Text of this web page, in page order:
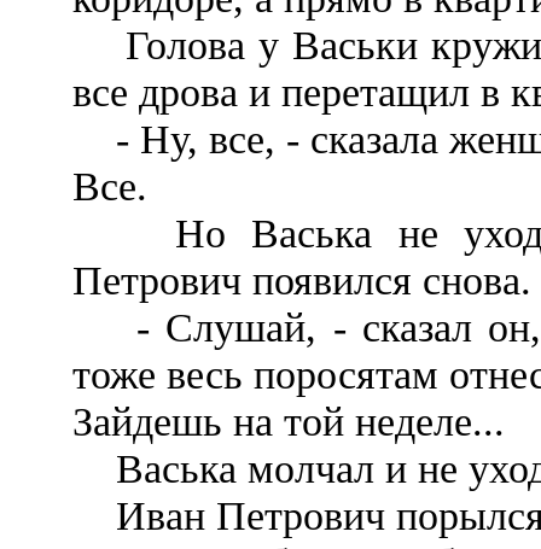
Голова у Васьки
все дрова и перетащил в
- Ну, все, - сказала
Все.
Но Васька не
Петрович появился снова.
- Слушай, - сказал он,
тоже весь поросятам
Зайдешь на той неделе...
Васька молчал и не
Иван Петрович